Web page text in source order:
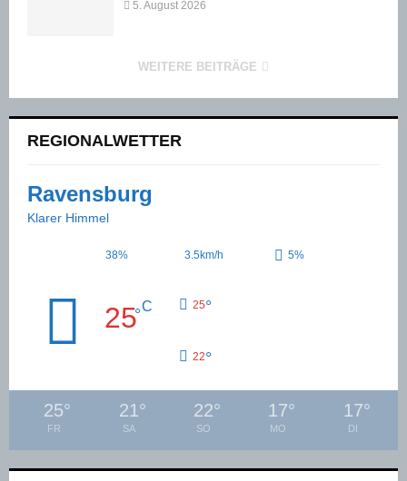
5. August 2026
WEITERE BEITRÄGE
REGIONALWETTER
Ravensburg
Klarer Himmel
38% 3.5km/h 5%
25°C 25°
22°
25°
FR
21°
SA
22°
SO
17°
MO
17°
DI